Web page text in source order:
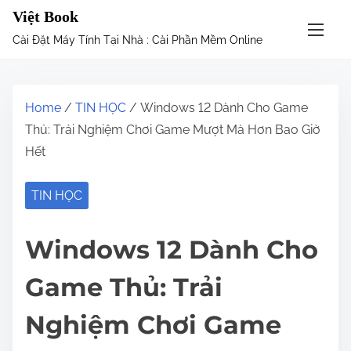
Việt Book
Cài Đặt Máy Tính Tại Nhà : Cài Phần Mềm Online
Home / TIN HỌC / Windows 12 Dành Cho Game
Thủ: Trải Nghiệm Chơi Game Mượt Mà Hơn Bao Giờ
Hết
TIN HỌC
Windows 12 Dành Cho
Game Thủ: Trải
Nghiệm Chơi Game